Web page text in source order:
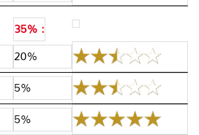
35% :
20%
5%
5%